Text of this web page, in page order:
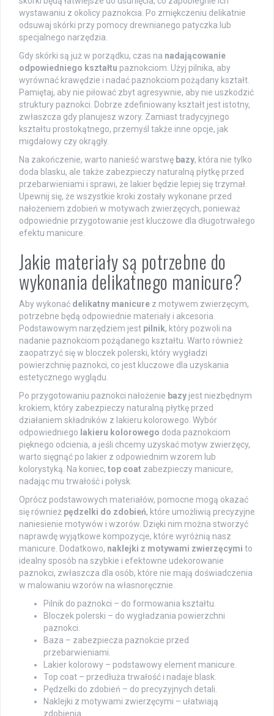
wystawaniu z okolicy paznokcia. Po zmiękczeniu delikatnie
odsuwaj skórki przy pomocy drewnianego patyczka lub
specjalnego narzędzia.
Gdy skórki są już w porządku, czas na nadającowanie
odpowiedniego kształtu paznokciom. Użyj pilnika, aby
wyrównać krawędzie i nadać paznokciom pożądany kształt.
Pamiętaj, aby nie piłować zbyt agresywnie, aby nie uszkodzić
struktury paznokci. Dobrze zdefiniowany kształt jest istotny,
zwłaszcza gdy planujesz wzory. Zamiast tradycyjnego
kształtu prostokątnego, przemyśl także inne opcje, jak
migdałowy czy okrągły.
Na zakończenie, warto nanieść warstwę bazy, która nie tylko
doda blasku, ale także zabezpieczy naturalną płytkę przed
przebarwieniami i sprawi, że lakier będzie lepiej się trzymał.
Upewnij się, że wszystkie kroki zostały wykonane przed
nałożeniem zdobień w motywach zwierzęcych, ponieważ
odpowiednie przygotowanie jest kluczowe dla długotrwałego
efektu manicure.
Jakie materiały są potrzebne do
wykonania delikatnego manicure?
Aby wykonać delikatny manicure z motywem zwierzęcym,
potrzebne będą odpowiednie materiały i akcesoria.
Podstawowym narzędziem jest pilnik, który pozwoli na
nadanie paznokciom pożądanego kształtu. Warto również
zaopatrzyć się w bloczek polerski, który wygładzi
powierzchnię paznokci, co jest kluczowe dla uzyskania
estetycznego wyglądu.
Po przygotowaniu paznokci nałożenie bazy jest niezbędnym
krokiem, który zabezpieczy naturalną płytkę przed
działaniem składników z lakieru kolorowego. Wybór
odpowiedniego lakieru kolorowego doda paznokciom
pięknego odcienia, a jeśli chcemy uzyskać motyw zwierzęcy,
warto sięgnąć po lakier z odpowiednim wzorem lub
kolorystyką. Na koniec, top coat zabezpieczy manicure,
nadając mu trwałość i połysk.
Oprócz podstawowych materiałów, pomocne mogą okazać
się również pędzelki do zdobień, które umożliwią precyzyjne
naniesienie motywów i wzorów. Dzięki nim można stworzyć
naprawdę wyjątkowe kompozycje, które wyróżnią nasz
manicure. Dodatkowo, naklejki z motywami zwierzęcymi to
idealny sposób na szybkie i efektowne udekorowanie
paznokci, zwłaszcza dla osób, które nie mają doświadczenia
w malowaniu wzorów na własnoręcznie.
Pilnik do paznokci – do formowania kształtu.
Bloczek polerski – do wygładzania powierzchni
paznokci.
Baza – zabezpiecza paznokcie przed
przebarwieniami.
Lakier kolorowy – podstawowy element manicure.
Top coat – przedłuża trwałość i nadaje blask.
Pędzelki do zdobień – do precyzyjnych detali.
Naklejki z motywami zwierzęcymi – ułatwiają
zdobienia.